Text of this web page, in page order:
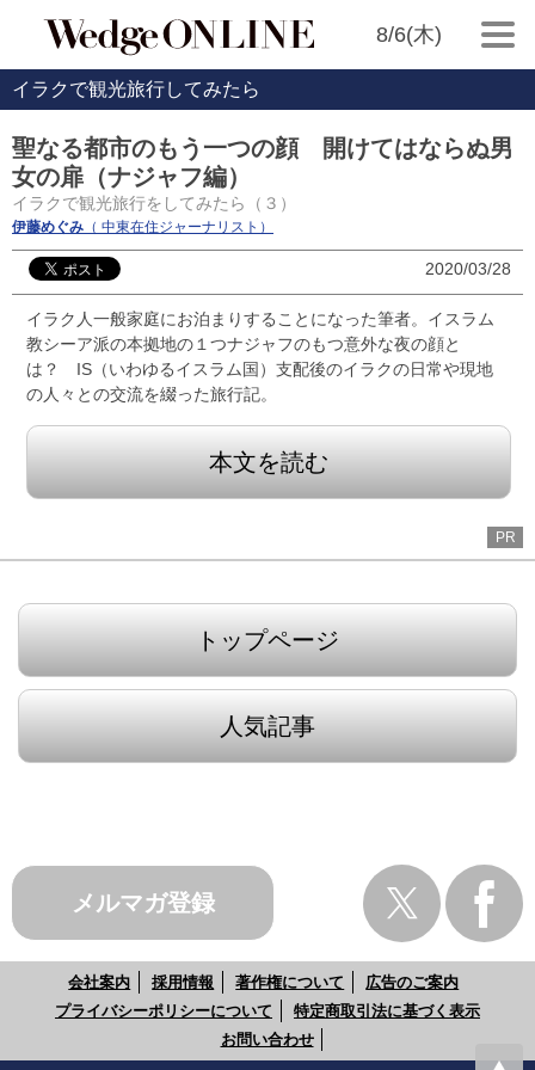
8/6(木)
イラクで観光旅行してみたら
聖なる都市のもう一つの顔 開けてはならぬ男
女の扉（ナジャフ編）
イラクで観光旅行をしてみたら（３）
伊藤めぐみ （ 中東在住ジャーナリスト）
2020/03/28
イラク人一般家庭にお泊まりすることになった筆者。イスラム
教シーア派の本拠地の１つナジャフのもつ意外な夜の顔と
は？ IS（いわゆるイスラム国）支配後のイラクの日常や現地
の人々との交流を綴った旅行記。
本文を読む
PR
トップページ
人気記事
メルマガ登録
会社案内 採用情報 著作権について
広告のご案内
プライバシーポリシーについて
特定商取引法に基づく表示
お問い合わせ